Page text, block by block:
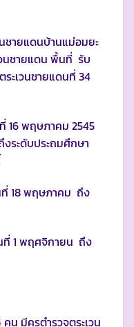
ายแดนบ้านแม่อมยะ
นชายแดน พื้นที่ รับ
ะเวนชายแดนที่ 34
พฤษภาคม 2545
ระดับประถมศึกษา
พฤษภาคม ถึง
พฤศจิกายน ถึง
มีครูตำรวจตระเวน